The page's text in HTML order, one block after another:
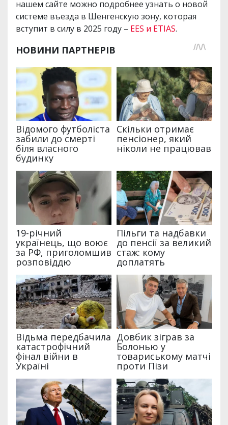
нашем сайте можно подробнее узнать о новой
системе въезда в Шенгенскую зону, которая
вступит в силу в 2025 году – EES и ETIAS.